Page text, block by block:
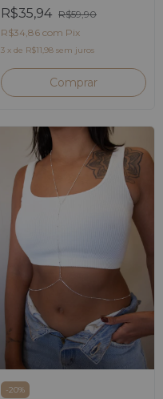
R$35,94 R$59,90
R$34,86 com Pix
3 x de R$11,98 sem juros
-20%